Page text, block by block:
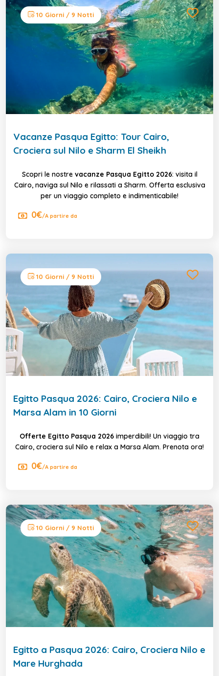
10 Giorni / 9 Notti
Vacanze Pasqua Egitto: Tour Cairo,
Crociera sul Nilo e Sharm El Sheikh
Scopri le nostre vacanze Pasqua Egitto 2026: visita il
Cairo, naviga sul Nilo e rilassati a Sharm. Offerta esclusiva
per un viaggio completo e indimenticabile!
0€/A partire da
10 Giorni / 9 Notti
Egitto Pasqua 2026: Cairo, Crociera Nilo e
Marsa Alam in 10 Giorni
Offerte Egitto Pasqua 2026 imperdibili! Un viaggio tra
Cairo, crociera sul Nilo e relax a Marsa Alam. Prenota ora!
0€/A partire da
10 Giorni / 9 Notti
Egitto a Pasqua 2026: Cairo, Crociera Nilo e
Mare Hurghada